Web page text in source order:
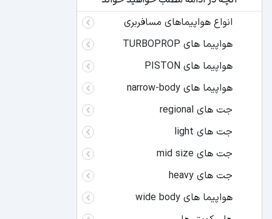
انواع هواپیماهای مسافربری
هواپیما های TURBOPROP
هواپیما های PISTON
هواپیما های narrow-body
جت های regional
جت های light
جت های mid size
جت های heavy
هواپیما های wide body